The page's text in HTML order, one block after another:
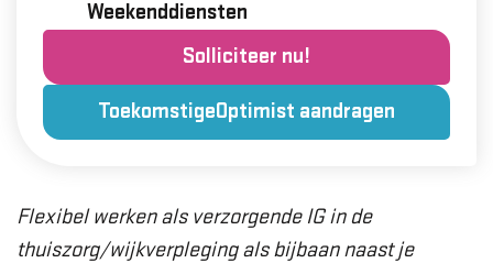
Weekenddiensten
Solliciteer nu!
ToekomstigeOptimist aandragen
Flexibel werken als verzorgende IG in de
thuiszorg/wijkverpleging als bijbaan naast je